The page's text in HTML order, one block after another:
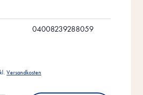
04008239288059
Versandkosten